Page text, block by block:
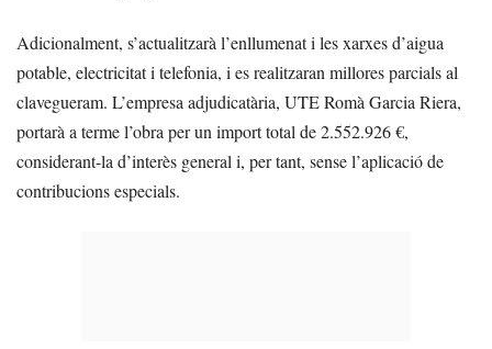
Adicionalment, s’actualitzarà l’enllumenat i les xarxes d’aigua
potable, electricitat i telefonia, i es realitzaran millores parcials al
clavegueram. L’empresa adjudicatària, UTE Romà Garcia Riera,
portarà a terme l’obra per un import total de 2.552.926 €,
considerant-la d’interès general i, per tant, sense l’aplicació de
contribucions especials.